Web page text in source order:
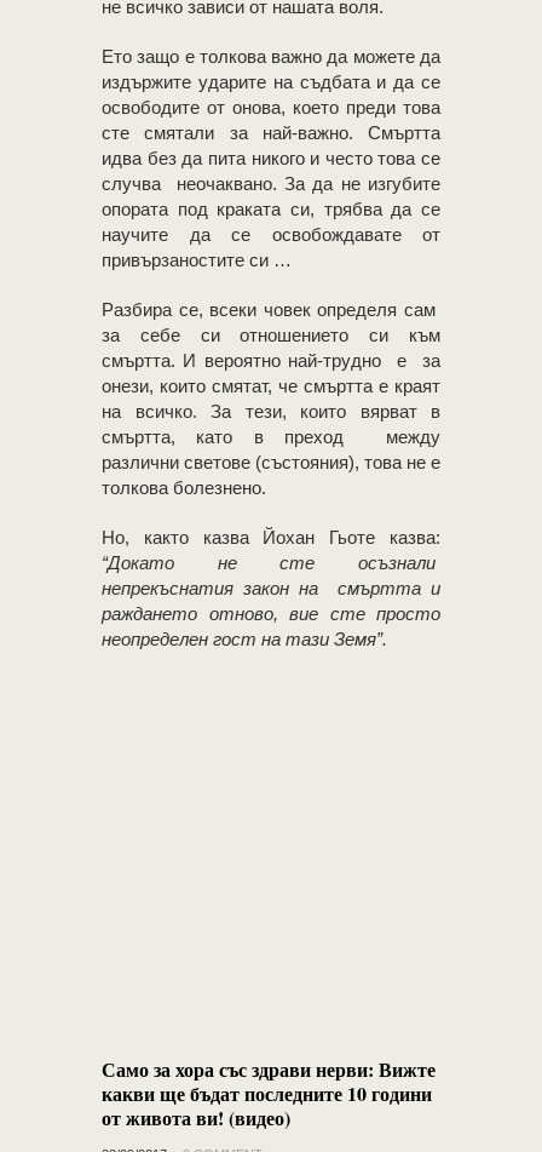
не всичко зависи от нашата воля.
Ето защо е толкова важно да можете да
издържите ударите на съдбата и да се
освободите от онова, което преди това
сте смятали за най-важно. Смъртта
идва без да пита никого и често това се
случва неочаквано. За да не изгубите
опората под краката си, трябва да се
научите да се освобождавате от
привързаностите си …
Разбира се, всеки човек определя сам
за себе си отношението си към
смъртта. И вероятно най-трудно е за
онези, които смятат, че смъртта е краят
на всичко. За тези, които вярват в
смъртта, като в преход между
различни светове (състояния), това не е
толкова болезнено.
Но, както казва Йохан Гьоте казва:
“Докато не сте осъзнали
непрекъснатия закон на смъртта и
раждането отново, вие сте просто
неопределен гост на тази Земя”.
Само за хора със здрави нерви: Вижте
какви ще бъдат последните 10 години
от живота ви! (видео)